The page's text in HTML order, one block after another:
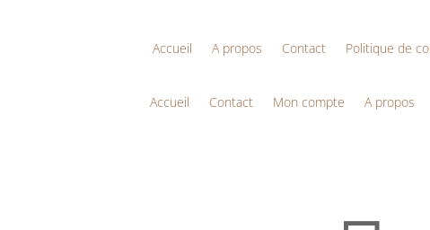
Accueil A propos Contact Politique de
Accueil Contact Mon compte A propos